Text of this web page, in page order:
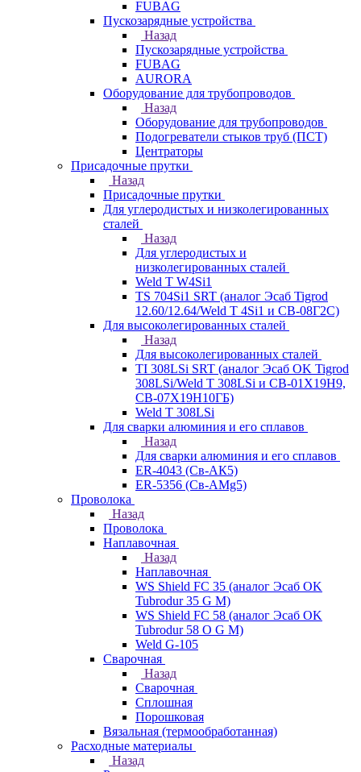
FUBAG
Пускозарядные устройства
Назад
Пускозарядные устройства
FUBAG
AURORA
Оборудование для трубопроводов
Назад
Оборудование для трубопроводов
Подогреватели стыков труб (ПСТ)
Центраторы
Присадочные прутки
Назад
Присадочные прутки
Для углеродистых и низколегированных
сталей
Назад
Для углеродистых и
низколегированных сталей
Weld T W4Si1
TS 704Si1 SRT (аналог Эсаб Tigrod
12.60/12.64/Weld T 4Si1 и СВ-08Г2С)
Для высоколегированных сталей
Назад
Для высоколегированных сталей
TI 308LSi SRT (аналог Эсаб OK Tigrod
308LSi/Weld T 308LSi и СВ-01Х19Н9,
СВ-07Х19Н10ГБ)
Weld T 308LSi
Для сварки алюминия и его сплавов
Назад
Для сварки алюминия и его сплавов
ER-4043 (Св-АК5)
ER-5356 (Св-АМg5)
Проволока
Назад
Проволока
Наплавочная
Назад
Наплавочная
WS Shield FC 35 (аналог Эсаб OK
Tubrodur 35 G M)
WS Shield FC 58 (аналог Эсаб OK
Tubrodur 58 O G M)
Weld G-105
Сварочная
Назад
Сварочная
Сплошная
Порошковая
Вязальная (термообработанная)
Расходные материалы
Назад